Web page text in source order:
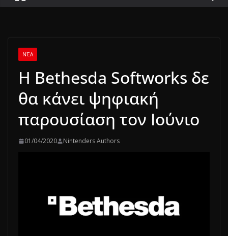
ΝΈΑ
H Bethesda Softworks δε
θα κάνει ψηφιακή
παρουσίαση τον Ιούνιο
01/04/2020 Nintenders Authors